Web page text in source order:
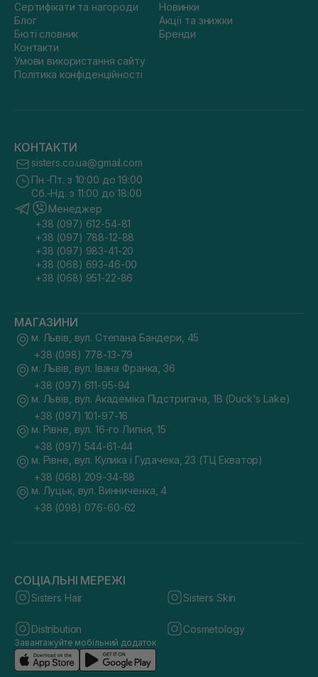
Сертифікати та нагороди
Блог
Бюті словник
Контакти
Умови використання сайту
Політика конфіденційності
Новинки
Акції та знижки
Бренди
КОНТАКТИ
sisters.co.ua@gmail.com
Пн.-Пт. з 10:00 до 19:00
Сб.-Нд. з 11:00 до 18:00
Менеджер
+38 (097) 612-54-81
+38 (097) 788-12-88
+38 (097) 983-41-20
+38 (068) 693-46-00
+38 (068) 951-22-86
МАГАЗИНИ
м. Львів, вул. Степана Бандери, 45
+38 (098) 778-13-79
м. Львів, вул. Івана Франка, 36
+38 (097) 611-95-94
м. Львів, вул. Академіка Підстригача, 1В (Duck's Lake)
+38 (097) 101-97-16
м. Рівне, вул. 16-го Липня, 15
+38 (097) 544-61-44
м. Рівне, вул. Кулика і Гудачека, 23 (ТЦ Екватор)
+38 (068) 209-34-88
м. Луцьк, вул. Винниченка, 4
+38 (098) 076-60-62
СОЦІАЛЬНІ МЕРЕЖІ
Sisters Hair Sisters Skin
Distribution Cosmetology
Завантажуйте мобільний додаток